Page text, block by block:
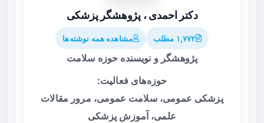
دکتر احمدی ، پژوهشگر پزشکی
۱,۷۷۲ مطلب مشاهده همه نوشته‌ها
پژوهشگر و نویسنده حوزه سلامت
حوزه‌های فعالیت:
پزشکی عمومی، سلامت عمومی، مرور مقالات
علمی، آموزش پزشکی